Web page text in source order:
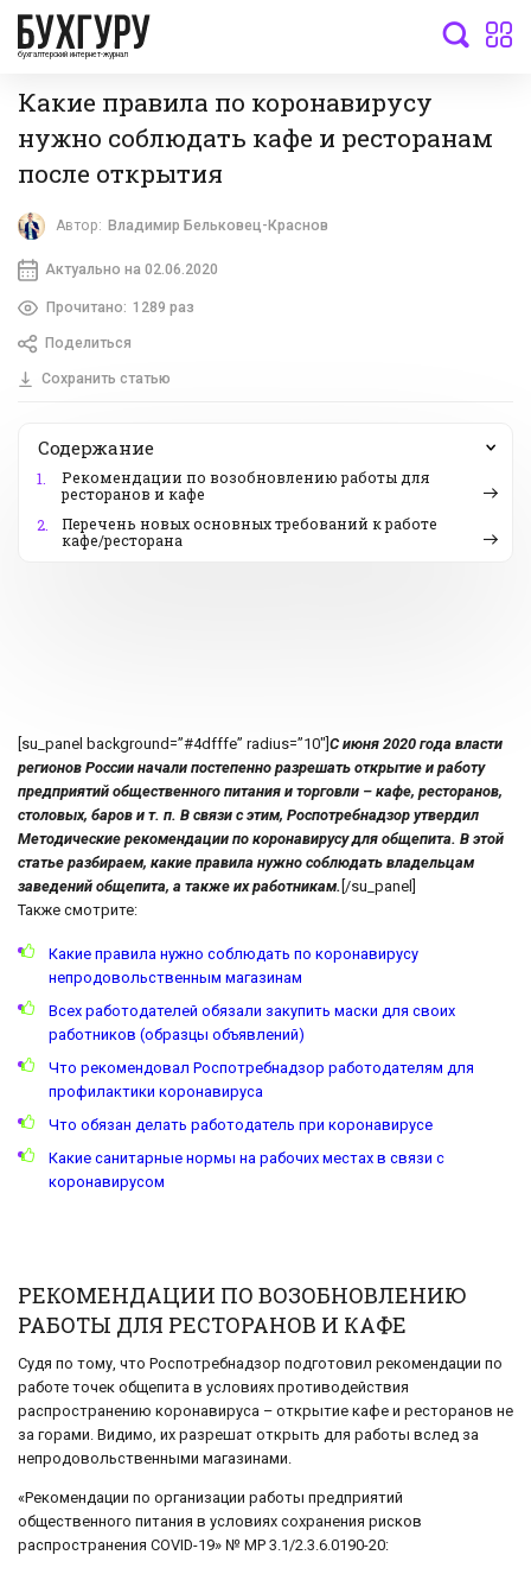
бухгалтерский интернет-журнал
Какие правила по коронавирусу
нужно соблюдать кафе и ресторанам
после открытия
Автор: Владимир Бельковец-Краснов
Актуально на 02.06.2020
Прочитано: 1289 раз
Поделиться
Сохранить статью
Содержание
1.
Рекомендации по возобновлению работы для
ресторанов и кафе
2.
Перечень новых основных требований к работе
кафе/ресторана
[su_panel background=”#4dfffe” radius=”10″] С июня 2020 года власти
регионов России начали постепенно разрешать открытие и работу
предприятий общественного питания и торговли – кафе, ресторанов,
столовых, баров и т. п. В связи с этим, Роспотребнадзор утвердил
Методические рекомендации по коронавирусу для общепита. В этой
статье разбираем, какие правила нужно соблюдать владельцам
заведений общепита, а также их работникам. [/su_panel]
Также смотрите:
Какие правила нужно соблюдать по коронавирусу
непродовольственным магазинам
Всех работодателей обязали закупить маски для своих
работников (образцы объявлений)
Что рекомендовал Роспотребнадзор работодателям для
профилактики коронавируса
Что обязан делать работодатель при коронавирусе
Какие санитарные нормы на рабочих местах в связи с
коронавирусом
РЕКОМЕНДАЦИИ ПО ВОЗОБНОВЛЕНИЮ
РАБОТЫ ДЛЯ РЕСТОРАНОВ И КАФЕ
Судя по тому, что Роспотребнадзор подготовил рекомендации по
работе точек общепита в условиях противодействия
распространению коронавируса – открытие кафе и ресторанов не
за горами. Видимо, их разрешат открыть для работы вслед за
непродовольственными магазинами.
«Рекомендации по организации работы предприятий
общественного питания в условиях сохранения рисков
распространения COVID-19» № МР 3.1/2.3.6.0190-20: